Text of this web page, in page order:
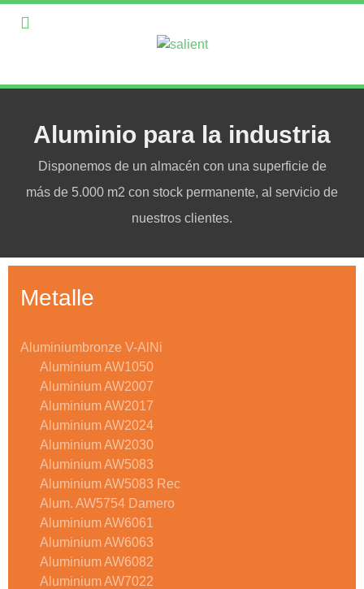
Aluminio para la industria
Disponemos de un almacén con una superficie de
más de 5.000 m2 con stock permanente, al servicio de
nuestros clientes.
Metalle
Aluminiumbronze V-AlNi
Aluminium AW1050
Aluminium AW2007
Aluminium AW2017
Aluminium AW2024
Aluminium AW2030
Aluminium AW5083
Aluminium AW5083 Rec
Alum. AW5754 Damero
Aluminium AW6061
Aluminium AW6063
Aluminium AW6082
Aluminium AW7022